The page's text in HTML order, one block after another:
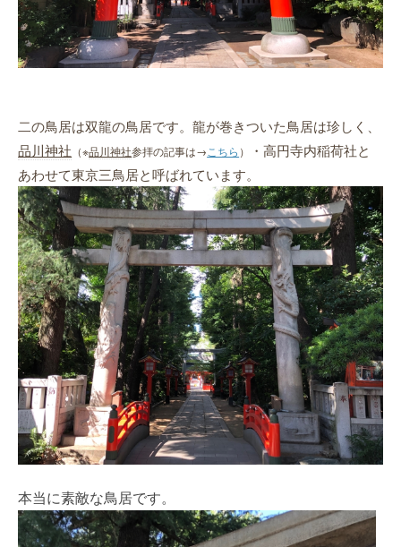
二の鳥居は双龍の鳥居です。龍が巻きついた鳥居は珍しく、
品川神社 （※品川神社参拝の記事は→こちら ）
・高円寺内稲荷社と
あわせて東京三鳥居と呼ばれています。
本当に素敵な鳥居です。